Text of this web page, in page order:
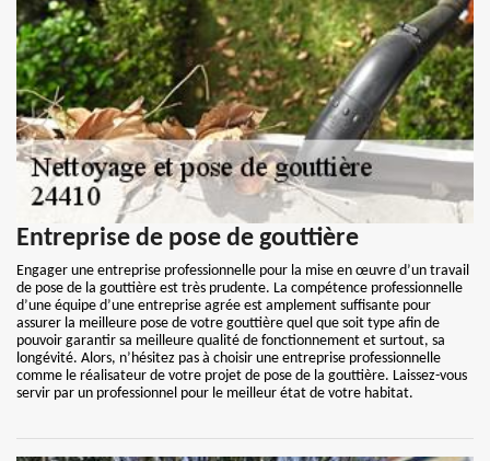
Entreprise de pose de gouttière
Engager une entreprise professionnelle pour la mise en œuvre d’un travail
de pose de la gouttière est très prudente. La compétence professionnelle
d’une équipe d’une entreprise agrée est amplement suffisante pour
assurer la meilleure pose de votre gouttière quel que soit type afin de
pouvoir garantir sa meilleure qualité de fonctionnement et surtout, sa
longévité. Alors, n’hésitez pas à choisir une entreprise professionnelle
comme le réalisateur de votre projet de pose de la gouttière. Laissez-vous
servir par un professionnel pour le meilleur état de votre habitat.